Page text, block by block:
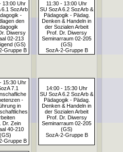
13:00 Uhr
6.1 SozArb
-
den
Diwersy
02-213
(GS)
Gruppe B
11:30 - 13:00 Uhr
SU SozA 6.2 SozArb &
Pädagogik - Pädag.
Denken & Handeln in
der Sozialen Arbeit
Prof. Dr. Diwersy
Seminarraum 02-205
(GS)
SozA-2-Gruppe B
15:30 Uhr
7.1
-
in
Dr. Zein
40-210
(GS)
Gruppe B
14:00 - 15:30 Uhr
SU SozA 6.2 SozArb &
Pädagogik - Pädag.
Denken & Handeln in
der Sozialen Arbeit
Prof. Dr. Diwersy
Seminarraum 02-205
(GS)
SozA-2-Gruppe B